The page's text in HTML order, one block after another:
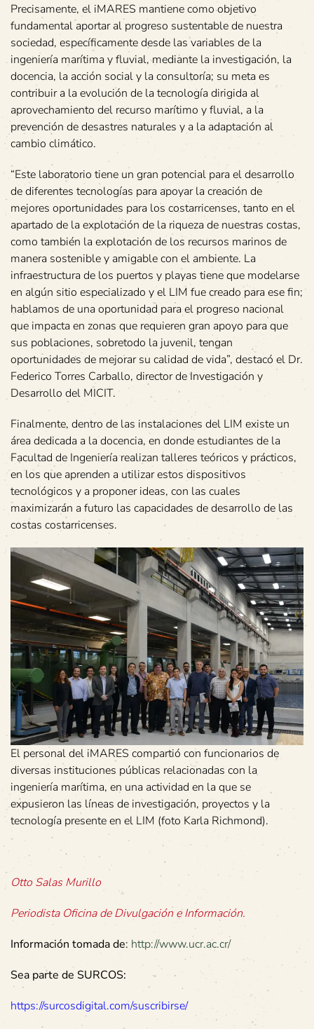
Precisamente, el iMARES mantiene como objetivo
fundamental aportar al progreso sustentable de nuestra
sociedad, específicamente desde las variables de la
ingeniería marítima y fluvial, mediante la investigación, la
docencia, la acción social y la consultoría; su meta es
contribuir a la evolución de la tecnología dirigida al
aprovechamiento del recurso marítimo y fluvial, a la
prevención de desastres naturales y a la adaptación al
cambio climático.
“Este laboratorio tiene un gran potencial para el desarrollo
de diferentes tecnologías para apoyar la creación de
mejores oportunidades para los costarricenses, tanto en el
apartado de la explotación de la riqueza de nuestras costas,
como también la explotación de los recursos marinos de
manera sostenible y amigable con el ambiente. La
infraestructura de los puertos y playas tiene que modelarse
en algún sitio especializado y el LIM fue creado para ese fin;
hablamos de una oportunidad para el progreso nacional
que impacta en zonas que requieren gran apoyo para que
sus poblaciones, sobretodo la juvenil, tengan
oportunidades de mejorar su calidad de vida”, destacó el Dr.
Federico Torres Carballo, director de Investigación y
Desarrollo del MICIT.
Finalmente, dentro de las instalaciones del LIM existe un
área dedicada a la docencia, en donde estudiantes de la
Facultad de Ingeniería realizan talleres teóricos y prácticos,
en los que aprenden a utilizar estos dispositivos
tecnológicos y a proponer ideas, con las cuales
maximizarán a futuro las capacidades de desarrollo de las
costas costarricenses.
El personal del iMARES compartió con funcionarios de
diversas instituciones públicas relacionadas con la
ingeniería marítima, en una actividad en la que se
expusieron las líneas de investigación, proyectos y la
tecnología presente en el LIM (foto Karla Richmond).
Otto Salas Murillo
Periodista Oficina de Divulgación e Información.
Información tomada de: http://www.ucr.ac.cr/
Sea parte de SURCOS:
https://surcosdigital.com/suscribirse/